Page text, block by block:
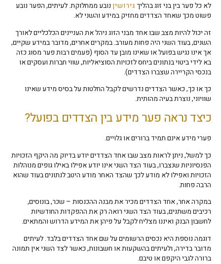
לא כל פער בין בני זוג בהליךגירושיןנובע ממחלוקת. לעיתים, הפער נובע
פשוט מכך שאחד הצדדים מחזיק במידע והשני לא.
זה יכול להיות מצב שבו אחד מבני הזוג ניהל את העניינים הכלכליים לאורך
השנים, בעוד השני היה פחות מעורב. במקרים אחרים, מדובר במידע שקיים,
אך אינו נגיש בפועל או שאינו מובן עד הסוף (פעמים רבות פער מסוג כזה
בא לידי ביטוי בנתונים ביחס לזכויות הסוציאליות, שווי חברות ועסקים או
בנכסי הקריירה שצברו הצדדים).
כך או כך, כאשר הצדדים נדרשים לקבל החלטות על בסיס מידע שאינו
שוויוני, נוצרת בעיה מהותית.
כיצד נראה פער מידע בין הצדדים בפועל?
פערי מידע אינם תמיד ברורים או גלויים.
כך למשל, ניתן לראות מצב שבו אחד הצדדים יודע בדיוק מה היקף הזכויות
הפנסיוניות שנצברו, בעוד הצד השני אינו יודע אפילו באילו גופים מנוהלות
הזכויות ואפילו לא מודע לכך שהצד האחר מודע היטב לנתונים בעוד שהוא
הרבה פחות.
במקרה אחר, אחד הצדדים מכיר את מבנה ההכנסות – שכר, בונוסים,
רכיבים משתנים, בעוד הצד השני רואה רק את ההפקדות החודשיות
לחשבון הבנק ואיננו מצליח לקבל על פיהן את המידע הדרוש והמתאים.
דוגמה נוספת היא נכסים הרשומים על שם אחד הצדדים בלבד. לעיתים
מדובר בדירה, ולעיתים בהשקעות או חשבונות, כאשר לצד השני אין תמונה
ברורה לגבי היקפם או טיבם.